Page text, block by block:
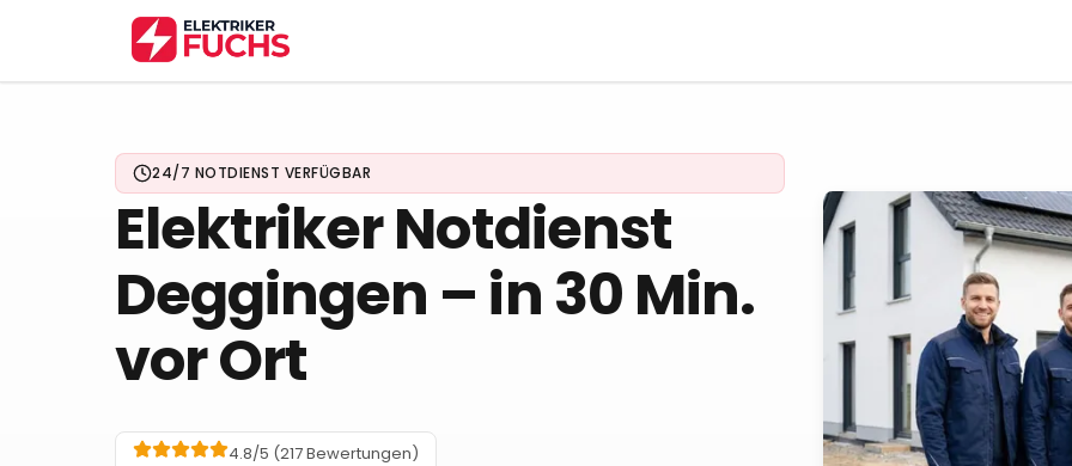
24/7 NOTDIENST VERFÜGBAR
Elektriker Notdienst
Deggingen – in 30 Min.
vor Ort
4.8/5 (217Bewertungen)